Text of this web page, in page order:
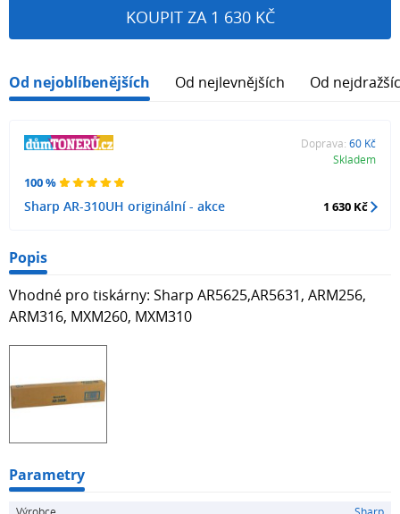
KOUPIT ZA 1 630 KČ
Od nejoblíbenějších Od nejlevnějších Od
100 %
Sharp AR-310UH originální - akce
Doprava: 60 Kč
Skladem
1 630 Kč
Popis
Vhodné pro tiskárny: Sharp AR5625,AR5631, ARM256,
ARM316, MXM260, MXM310
Parametry
Výrobce
Sharp